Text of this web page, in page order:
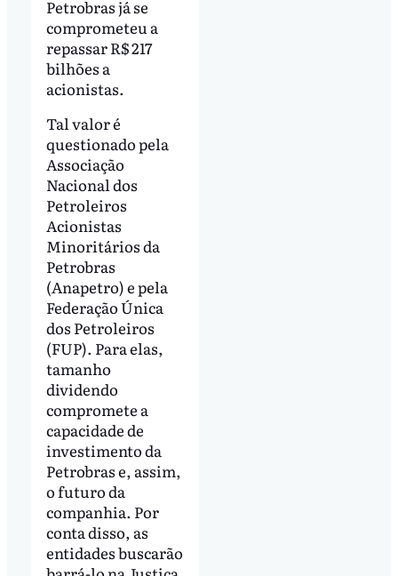
Petrobras já se
comprometeu a
repassar R$ 217
bilhões a
acionistas.
Tal valor é
questionado pela
Associação
Nacional dos
Petroleiros
Acionistas
Minoritários da
Petrobras
(Anapetro) e pela
Federação Única
dos Petroleiros
(FUP). Para elas,
tamanho
dividendo
compromete a
capacidade de
investimento da
Petrobras e, assim,
o futuro da
companhia. Por
conta disso, as
entidades buscarão